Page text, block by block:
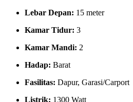
Lebar Depan: 15 meter
Kamar Tidur: 3
Kamar Mandi: 2
Hadap: Barat
Fasilitas: Dapur, Garasi/Carport
Listrik: 1300 Watt